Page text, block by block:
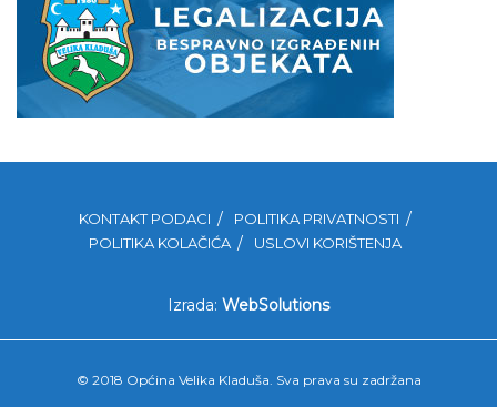
KONTAKT PODACI
POLITIKA PRIVATNOSTI
POLITIKA KOLAČIĆA
USLOVI KORIŠTENJA
Izrada: WebSolutions
© 2018 Općina Velika Kladuša. Sva prava su zadržana